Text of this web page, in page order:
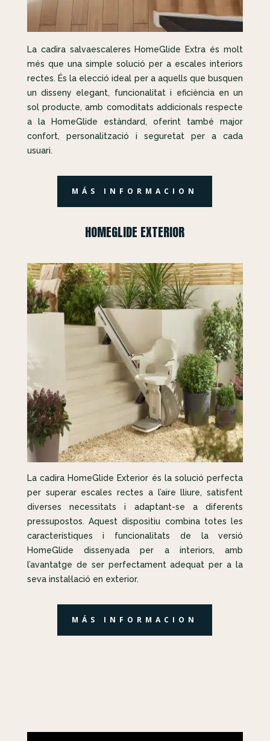
La cadira salvaescaleres HomeGlide Extra és molt
més que una simple solució per a escales interiors
rectes. És la elecció ideal per a aquells que busquen
un disseny elegant, funcionalitat i eficiència en un
sol producte, amb comoditats addicionals respecte
a la HomeGlide estàndard, oferint també major
confort, personalització i seguretat per a cada
usuari.
MÁS INFORMACION
HOMEGLIDE EXTERIOR
La cadira HomeGlide Exterior és la solució perfecta
per superar escales rectes a l’aire lliure, satisfent
diverses necessitats i adaptant-se a diferents
pressupostos. Aquest dispositiu combina totes les
característiques i funcionalitats de la versió
HomeGlide dissenyada per a interiors, amb
l’avantatge de ser perfectament adequat per a la
seva instal·lació en exterior.
MÁS INFORMACION